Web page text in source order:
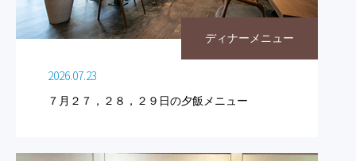
ディナーメニュー
2026.07.23
７月２７，２８，２９日の夕飯メニュー